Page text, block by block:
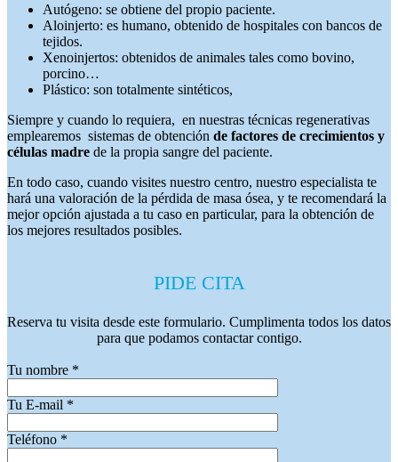
Autógeno: se obtiene del propio paciente.
Aloinjerto: es humano, obtenido de hospitales con bancos de
tejidos.
Xenoinjertos: obtenidos de animales tales como bovino,
porcino…
Plástico: son totalmente sintéticos,
Siempre y cuando lo requiera, en nuestras técnicas regenerativas
emplearemos sistemas de obtención de factores de crecimientos y
células madre de la propia sangre del paciente.
En todo caso, cuando visites nuestro centro, nuestro especialista te
hará una valoración de la pérdida de masa ósea, y te recomendará la
mejor opción ajustada a tu caso en particular, para la obtención de
los mejores resultados posibles.
PIDE CITA
Reserva tu visita desde este formulario. Cumplimenta todos los datos
para que podamos contactar contigo.
Tu nombre *
Tu E-mail *
Teléfono *